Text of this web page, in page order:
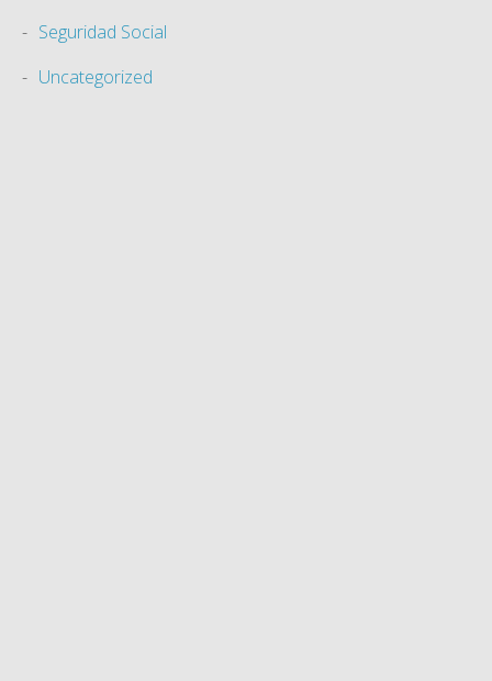
Seguridad Social
Uncategorized